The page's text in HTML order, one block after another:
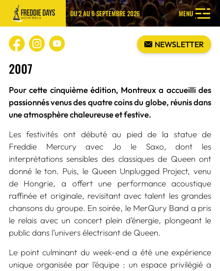
DU 2 AU 6 SEPTEMBRE 2026 MENU
NEWSLETTER
2007
Pour cette cinquième édition, Montreux a accueilli des
passionnés venus des quatre coins du globe, réunis dans
une atmosphère chaleureuse et festive.
Les festivités ont débuté au pied de la statue de
Freddie Mercury avec Jo le Saxo, dont les
interprétations sensibles des classiques de Queen ont
donné le ton. Puis, le Queen Unplugged Project, venu
de Hongrie, a offert une performance acoustique
raffinée et originale, revisitant avec talent les grandes
chansons du groupe. En soirée, le MerQury Band a pris
le relais avec un concert plein d’énergie, plongeant le
public dans l’univers électrisant de Queen.
Le point culminant du week-end a été une expérience
unique organisée par l’équipe : un espace privilégié a